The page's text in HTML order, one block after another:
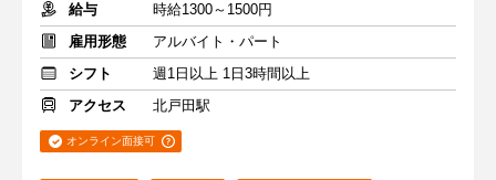
給与
時給1300～1500円
雇用形態
アルバイト・パート
シフト
週1日以上 1日3時間以上
アクセス
北戸田駅
オンライン面接可